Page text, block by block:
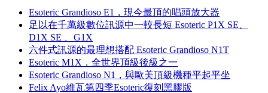
Esoteric Grandioso E1，現今最頂的唱頭放大器
足以在千萬級數位訊源中一較長短 Esoteric P1X SE、
D1X SE 、G1X
六件式訊源的最理想搭配 Esoteric Grandioso N1T
Esoteric M1X，全世界頂級後級之一
Esoteric Grandioso N1，與歐美頂級機種平起平坐
Felix Ayo維瓦第四季Esoteric復刻黑膠版